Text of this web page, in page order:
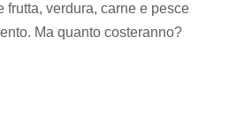
frutta, verdura, carne e pesce
Ma quanto costeranno?